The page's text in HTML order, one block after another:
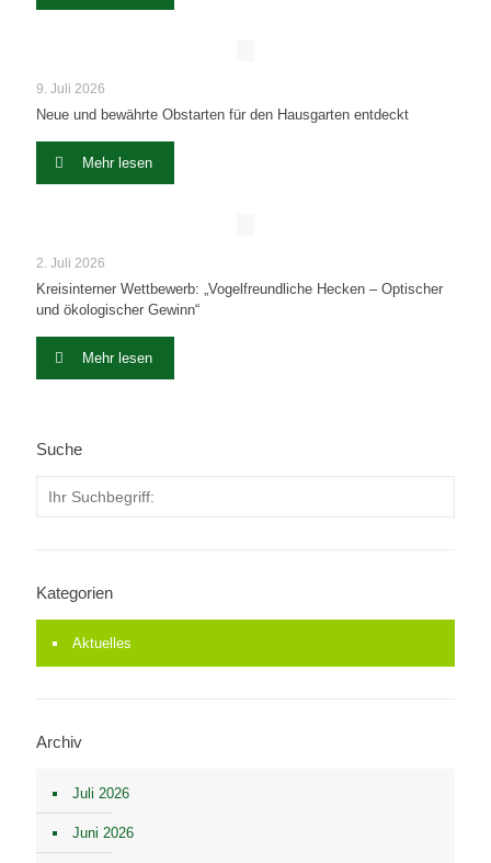
9. Juli 2026
Neue und bewährte Obstarten für den Hausgarten entdeckt
Mehr lesen
2. Juli 2026
Kreisinterner Wettbewerb: „Vogelfreundliche Hecken – Optischer
und ökologischer Gewinn“
Mehr lesen
Suche
Kategorien
Aktuelles
Archiv
Juli 2026
Juni 2026